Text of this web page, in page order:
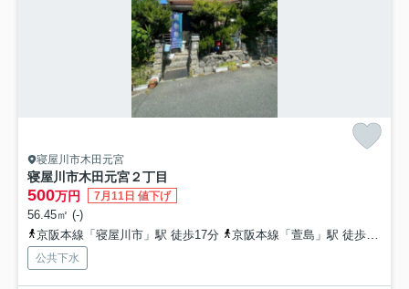
寝屋川市木田元宮
寝屋川市木田元宮２丁目
500万円 7月11日 値下げ
56.45㎡ (-)
京阪本線「寝屋川市」駅 徒歩17分
京阪本線「萱島」駅 徒歩19分
公共下水